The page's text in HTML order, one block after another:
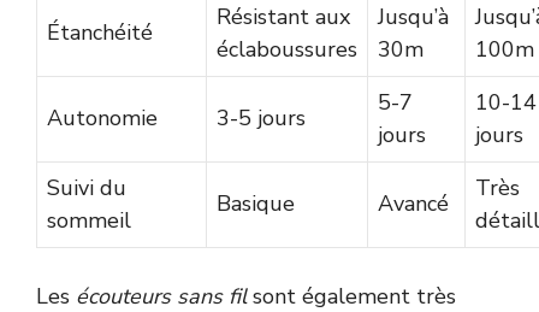
Étanchéité
Résistant aux
éclaboussures
Jusqu’à
30m
100m
Autonomie 3-5 jours
5-7
jours
10-14
jours
Suivi du
sommeil
Basique Avancé
Très
Les écouteurs sans filsont également très